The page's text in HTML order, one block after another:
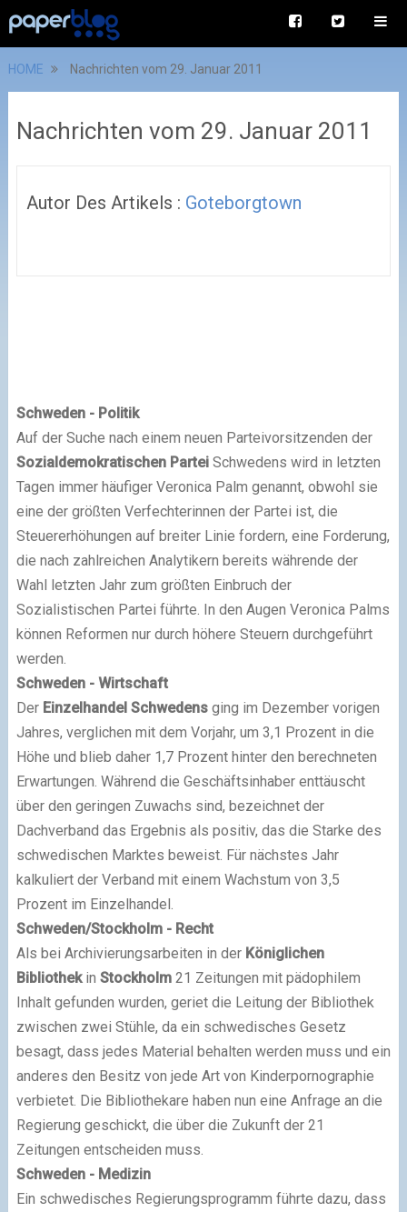
HOME Nachrichten vom 29. Januar 2011
Nachrichten vom 29. Januar 2011
Autor Des Artikels : Goteborgtown
Schweden - Politik
Auf der Suche nach einem neuen Parteivorsitzenden der
Sozialdemokratischen ParteiSchwedens wird in letzten
Tagen immer häufiger Veronica Palm genannt, obwohl sie
eine der größten Verfechterinnen der Partei ist, die
Steuererhöhungen auf breiter Linie fordern, eine Forderung,
die nach zahlreichen Analytikern bereits währende der
Wahl letzten Jahr zum größten Einbruch der
Sozialistischen Partei führte. In den Augen Veronica Palms
können Reformen nur durch höhere Steuern durchgeführt
werden.
Schweden - Wirtschaft
Der Einzelhandel Schwedensging im Dezember vorigen
Jahres, verglichen mit dem Vorjahr, um 3,1 Prozent in die
Höhe und blieb daher 1,7 Prozent hinter den berechneten
Erwartungen. Während die Geschäftsinhaber enttäuscht
über den geringen Zuwachs sind, bezeichnet der
Dachverband das Ergebnis als positiv, das die Starke des
schwedischen Marktes beweist. Für nächstes Jahr
kalkuliert der Verband mit einem Wachstum von 3,5
Prozent im Einzelhandel.
Schweden/Stockholm - Recht
Als bei Archivierungsarbeiten in der Königlichen
Bibliothekin Stockholm21 Zeitungen mit pädophilem
Inhalt gefunden wurden, geriet die Leitung der Bibliothek
zwischen zwei Stühle, da ein schwedisches Gesetz
besagt, dass jedes Material behalten werden muss und ein
anderes den Besitz von jede Art von Kinderpornographie
verbietet. Die Bibliothekare haben nun eine Anfrage an die
Regierung geschickt, die über die Zukunft der 21
Zeitungen entscheiden muss.
Schweden - Medizin
Ein schwedisches Regierungsprogramm führte dazu, dass